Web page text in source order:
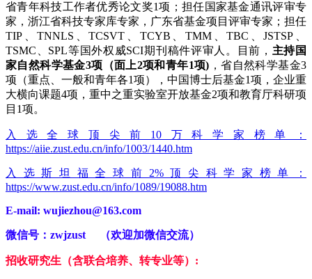
省青年科技工作者优秀论文奖1项；担任国家基金通讯评审专
家，浙江省科技专家库专家，广东省基金项目评审专家；担任
TIP、TNNLS、TCSVT、TCYB、TMM、TBC、JSTSP、
TSMC、SPL等国外权威SCI期刊稿件评审人。目前， 主持国
家自然科学基金3项（面上2项和青年1项) ，省自然科学基金3
项（重点、一般和青年各1项），中国博士后基金1项，企业重
大横向课题4项，重中之重实验室开放基金2项和教育厅科研项
目1项。
入选全球顶尖前10万科学家榜单：
https://aiie.zust.edu.cn/info/1003/1440.htm
入选斯坦福全球前2%顶尖科学家榜单：
https://www.zust.edu.cn/info/1089/19088.htm
E-mail: wujiezhou@163.com
微信号：zwjzust （欢迎加微信交流）
招收研究生（含联合培养、转专业等）: